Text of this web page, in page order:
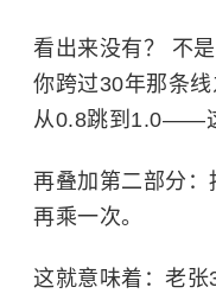
看出来没有？ 不
你跨过30年那条
从0.8跳到1.0——
再叠加第二部分
再乘一次。
这就意味着：老